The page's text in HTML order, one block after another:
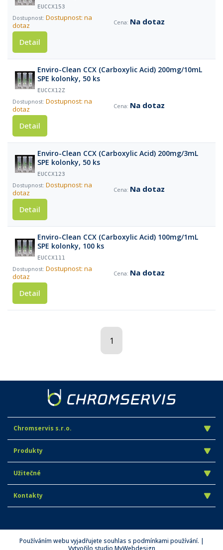
EUCCX153
Dostupnost: na
dotaz
Na dotaz
Detail
Enviro-Clean CCX (Carboxylic Acid) 200mg/10mL
SPE kolonky, 50 ks
EUCCX12Z
Dostupnost: na
dotaz
Na dotaz
Detail
Enviro-Clean CCX (Carboxylic Acid) 200mg/3mL
SPE kolonky, 50 ks
EUCCX123
Dostupnost: na
dotaz
Na dotaz
Detail
Enviro-Clean CCX (Carboxylic Acid) 100mg/1mL
SPE kolonky, 100 ks
EUCCX111
Dostupnost: na
dotaz
Na dotaz
Detail
1
Chromservis s.r.o.
Produkty
Užitečné
Kontakty
Používáním webu vyjadřujete souhlas s podmínkami používání. |
Vytvořilo studio MyWebdesign